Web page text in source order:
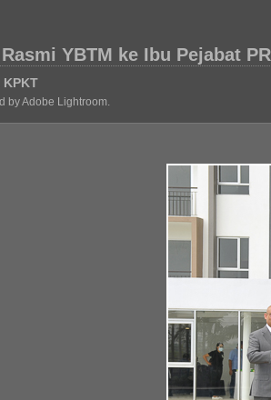
YBTM ke Ibu Pejabat
by Adobe Lightroom.